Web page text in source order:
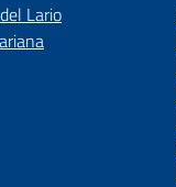
Lario